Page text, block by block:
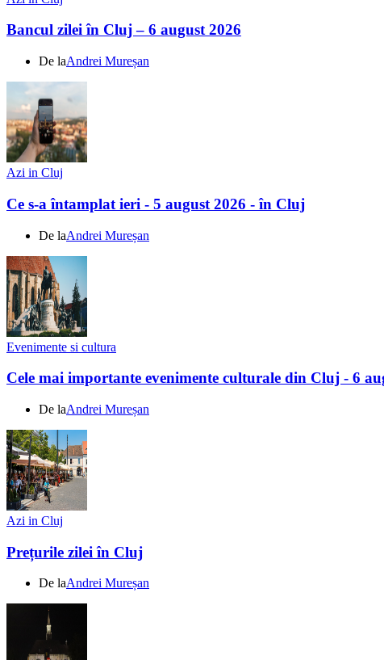
Bancul zilei în Cluj – 6 august 2026
De laAndrei Mureșan
Azi in Cluj
Ce s-a întamplat ieri - 5 august 2026 - în Cluj
De laAndrei Mureșan
Evenimente si cultura
Cele mai importante evenimente culturale din Cluj - 6
De laAndrei Mureșan
Azi in Cluj
Prețurile zilei în Cluj
De laAndrei Mureșan